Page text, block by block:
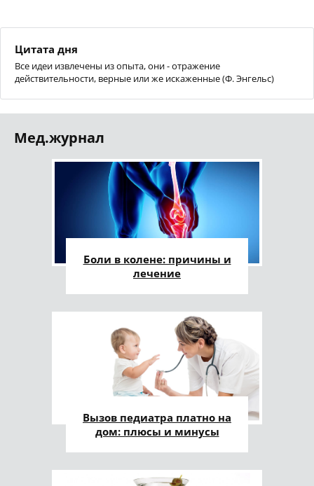
Цитата дня
Все идеи извлечены из опыта, они - отражение
действительности, верные или же искаженные (Ф. Энгельс)
Мед.журнал
Боли в колене: причины и
лечение
Вызов педиатра платно на
дом: плюсы и минусы